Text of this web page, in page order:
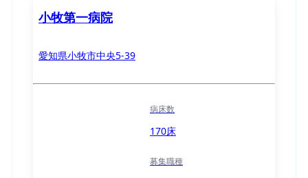
小牧第一病院
愛知県小牧市中央5-39
病床数
170床
募集職種